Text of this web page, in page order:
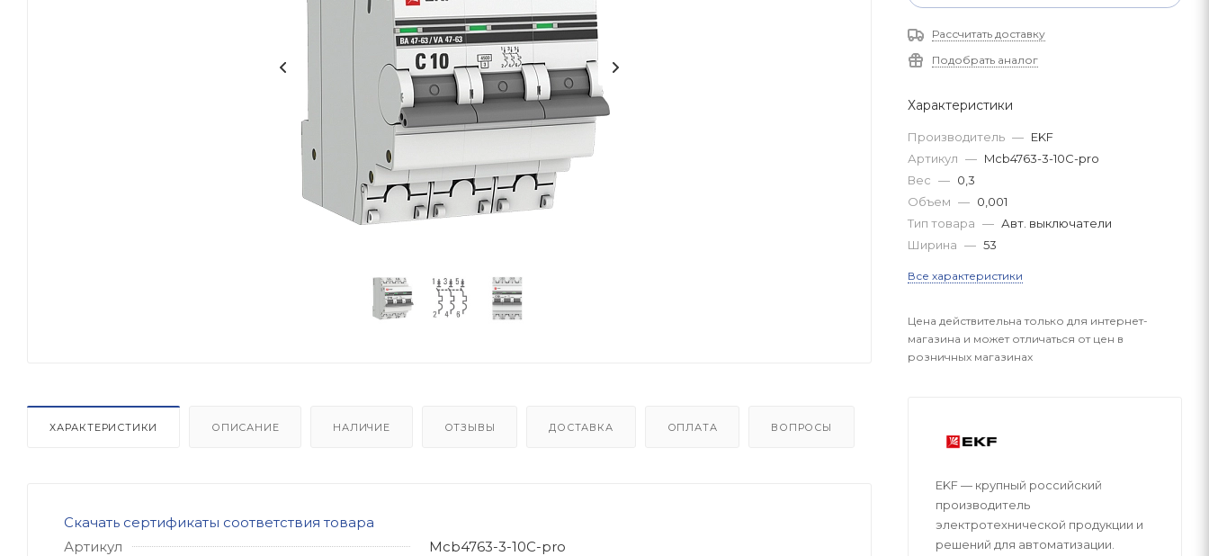
ХАРАКТЕРИСТИКИ ОПИСАНИЕ НАЛИЧИЕ ОТЗЫВЫ ДОСТАВКА ОПЛАТА ВОПРОСЫ
Скачать сертификаты соответствия товара
Артикул
Mcb4763-3-10C-pro
Рассчитать доставку
Подобрать аналог
Характеристики
Производитель — EKF
Артикул — Mcb4763-3-10C-pro
Вес — 0,3
Объем — 0,001
Тип товара — Авт. выключатели
Ширина — 53
Все характеристики
Цена действительна только для интернет-
магазина и может отличаться от цен в
розничных магазинах
EKF — крупный российский
производитель
электротехнической продукции и
решений для автоматизации.